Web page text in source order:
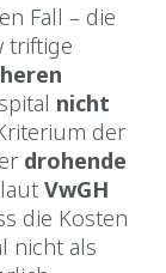
Fall – die
triftige
nicht
der
drohende
VwGH
die Kosten
nicht als